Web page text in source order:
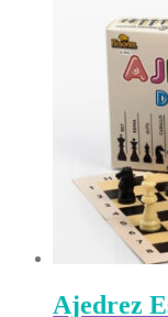
Ajedrez